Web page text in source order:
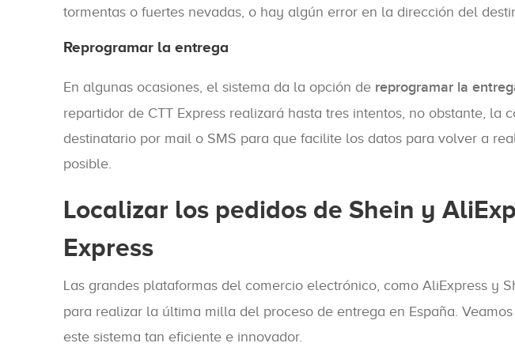
tormentas o fuertes nevadas, o hay algún error en la dirección del
Reprogramar la entrega
En algunas ocasiones, el sistema da la opción de reprogramar la
repartidor de CTT Express realizará hasta tres intentos, no obstante, la
destinatario por mail o SMS para que facilite los datos para volver a
posible.
Localizar los pedidos de Shein y
Express
Las grandes plataformas del comercio electrónico, como AliExpress y
para realizar la última milla del proceso de entrega en España.
este sistema tan eficiente e innovador.